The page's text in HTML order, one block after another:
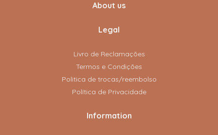
About us
Legal
Livro de Reclamações
Termos e Condições
Politica de trocas/reembolso
Política de Privacidade
Information